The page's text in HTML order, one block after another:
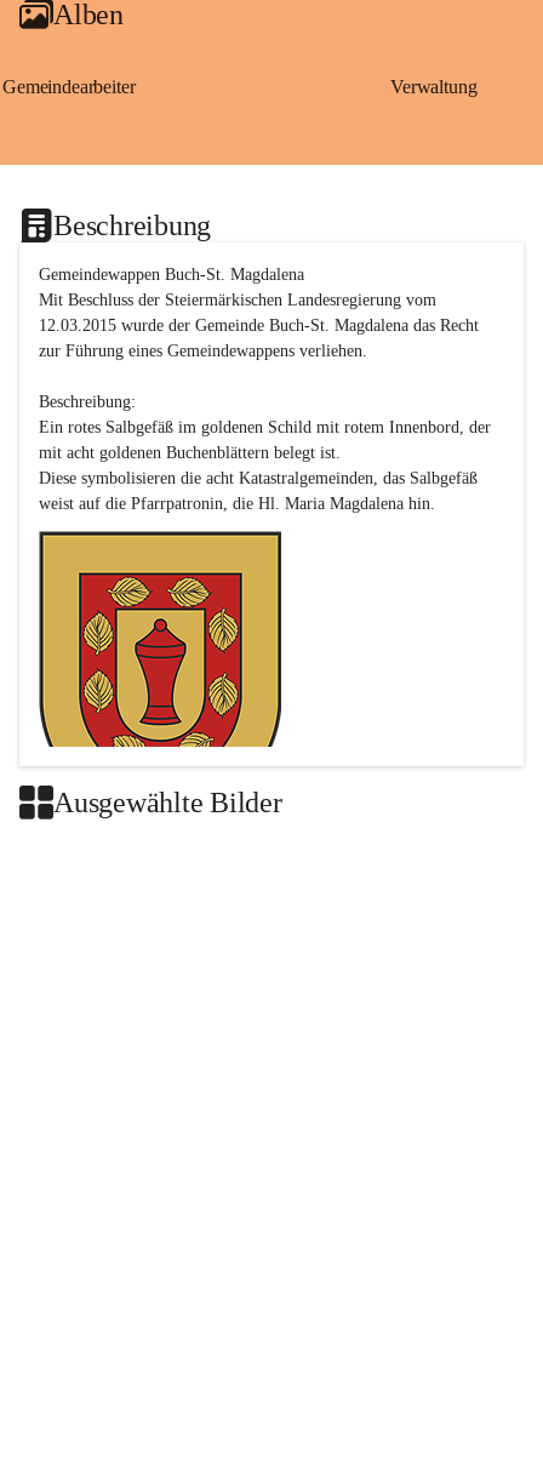
Alben
Gemeindearbeiter Verwaltung
Beschreibung
Gemeindewappen Buch-St. Magdalena
Mit Beschluss der Steiermärkischen Landesregierung vom
12.03.2015 wurde der Gemeinde Buch-St. Magdalena das Recht
zur Führung eines Gemeindewappens verliehen.
Beschreibung:
Ein rotes Salbgefäß im goldenen Schild mit rotem Innenbord, der
mit acht goldenen Buchenblättern belegt ist.
Diese symbolisieren die acht Katastralgemeinden, das Salbgefäß
Ausgewählte Bilder